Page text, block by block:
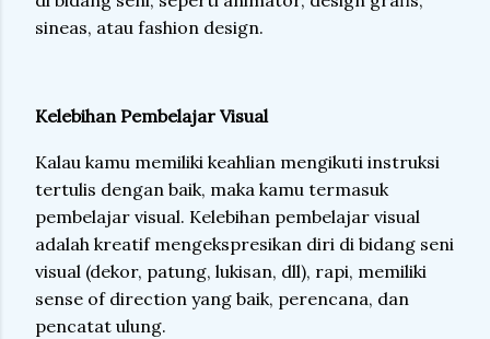
sineas, atau fashion design.
Kelebihan Pembelajar Visual
Kalau kamu memiliki keahlian mengikuti instruksi
tertulis dengan baik, maka kamu termasuk
pembelajar visual. Kelebihan pembelajar visual
adalah kreatif mengekspresikan diri di bidang seni
visual (dekor, patung, lukisan, dll), rapi, memiliki
sense of direction yang baik, perencana, dan
pencatat ulung.